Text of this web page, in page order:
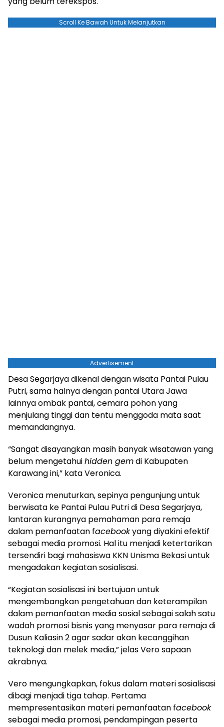
Scroll Ke Bawah Untuk Melanjutkan
Advertisement
Desa Segarjaya dikenal dengan wisata Pantai Pulau
Putri, sama halnya dengan pantai Utara Jawa
lainnya ombak pantai, cemara pohon yang
menjulang tinggi dan tentu menggoda mata saat
memandangnya.
“Sangat disayangkan masih banyak wisatawan yang
belum mengetahuihidden gemdi Kabupaten
Karawang ini,” kata Veronica.
Veronica menuturkan, sepinya pengunjung untuk
berwisata ke Pantai Pulau Putri di Desa Segarjaya,
lantaran kurangnya pemahaman para remaja
dalam pemanfaatan facebookyang diyakini efektif
sebagai media promosi. Hal itu menjadi ketertarikan
tersendiri bagi mahasiswa KKN Unisma Bekasi untuk
mengadakan kegiatan sosialisasi.
“Kegiatan sosialisasi ini bertujuan untuk
mengembangkan pengetahuan dan keterampilan
dalam pemanfaatan media sosial sebagai salah satu
wadah promosi bisnis yang menyasar para remaja di
Dusun Kaliasin 2 agar sadar akan kecanggihan
teknologi dan melek media,” jelas Vero sapaan
akrabnya.
Vero mengungkapkan, fokus dalam materi sosialisasi
dibagi menjadi tiga tahap. Pertama
mempresentasikan materi pemanfaatan facebook
sebagai media promosi, pendampingan peserta